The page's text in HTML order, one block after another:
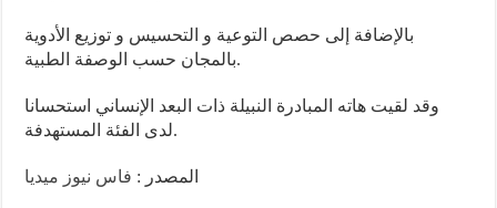
بالإضافة إلى حصص التوعية و التحسيس و توزيع الأدوية
بالمجان حسب الوصفة الطبية.
وقد لقيت هاته المبادرة النبيلة ذات البعد الإنساني استحسانا
لدى الفئة المستهدفة.
المصدر : فاس نيوز ميديا